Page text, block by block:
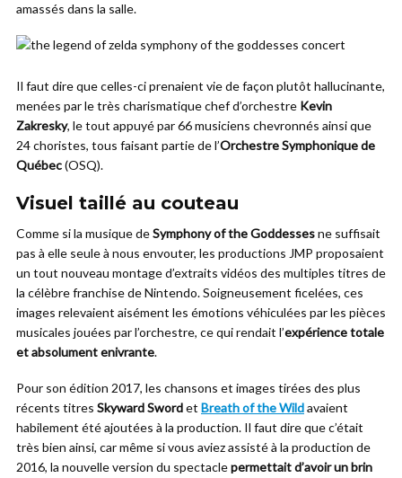
amassés dans la salle.
Il faut dire que celles-ci prenaient vie de façon plutôt hallucinante,
menées par le très charismatique chef d’orchestre Kevin
Zakresky, le tout appuyé par 66 musiciens chevronnés ainsi que
24 choristes, tous faisant partie de l’Orchestre Symphonique de
Québec(OSQ).
Visuel taillé au couteau
Comme si la musique deSymphony of the Goddessesne suffisait
pas à elle seule à nous envouter, les productions JMP proposaient
un tout nouveau montage d’extraits vidéos des multiples titres de
la célèbre franchise de Nintendo. Soigneusement ficelées, ces
images relevaient aisément les émotions véhiculées par les pièces
musicales jouées par l’orchestre, ce qui rendait l’expérience totale
et absolument enivrante.
Pour son édition 2017, les chansons et images tirées des plus
récents titres Skyward Swordet Breath of the Wildavaient
habilement été ajoutées à la production. Il faut dire que c’était
très bien ainsi, car même si vous aviez assisté à la production de
2016, la nouvelle version du spectaclepermettait d’avoir un brin